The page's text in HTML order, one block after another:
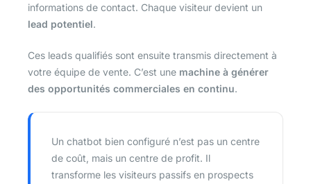
informations de contact. Chaque visiteur devient un
lead potentiel.
Ces leads qualifiés sont ensuite transmis directement à
votre équipe de vente. C’est une machine à générer
des opportunités commerciales en continu.
Un chatbot bien configuré n’est pas un centre
de coût, mais un centre de profit. Il
transforme les visiteurs passifs en prospects